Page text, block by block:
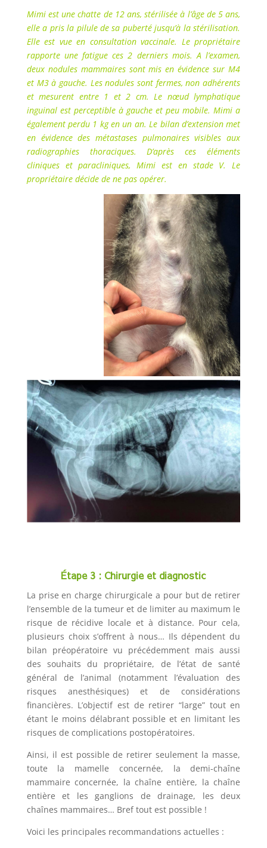
Mimi est une chatte de 12 ans, stérilisée à l’âge de 5 ans,
elle a pris la pilule de sa puberté jusqu’à la stérilisation.
Elle est vue en consultation vaccinale. Le propriétaire
rapporte une fatigue ces 2 derniers mois. A l’examen,
deux nodules mammaires sont mis en évidence sur M4
et M3 à gauche. Les nodules sont fermes, non adhérents
et mesurent entre 1 et 2 cm. Le nœud lymphatique
inguinal est perceptible à gauche et peu mobile. Mimi a
également perdu 1 kg en un an. Le bilan d’extension met
en évidence des métastases pulmonaires visibles aux
radiographies thoraciques. D’après ces éléments
cliniques et paracliniques, Mimi est en stade V. Le
propriétaire décide de ne pas opérer.
Étape 3 : Chirurgie et diagnostic
La prise en charge chirurgicale a pour but de retirer
l’ensemble de la tumeur et de limiter au maximum le
risque de récidive locale et à distance. Pour cela,
plusieurs choix s’offrent à nous… Ils dépendent du
bilan préopératoire vu précédemment mais aussi
des souhaits du propriétaire, de l’état de santé
général de l’animal (notamment l’évaluation des
risques anesthésiques) et de considérations
financières. L’objectif est de retirer “large” tout en
étant le moins délabrant possible et en limitant les
risques de complications postopératoires.
Ainsi, il est possible de retirer seulement la masse,
toute la mamelle concernée, la demi-chaîne
mammaire concernée, la chaîne entière, la chaîne
entière et les ganglions de drainage, les deux
chaînes mammaires… Bref tout est possible !
Voici les principales recommandations actuelles :